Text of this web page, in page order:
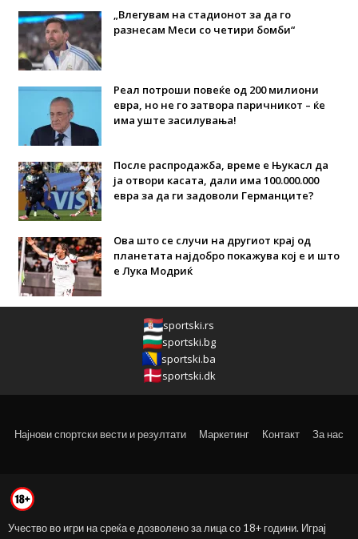
„Влегувам на стадионот за да го
разнесам Меси со четири бомби“
Реал потроши повеќе од 200 милиони
евра, но не го затвора паричникот – ќе
има уште засилувања!
После распродажба, време е Њукасл да
ја отвори касата, дали има 100.000.000
евра за да ги задоволи Германците?
Ова што се случи на другиот крај од
планетата најдобро покажува кој е и што
е Лука Модриќ
sportski.rs
sportski.bg
sportski.ba
sportski.dk
Најнови спортски вести и резултати Маркетинг Контакт За нас
Учество во игри на среќа е дозволено за лица со 18+ години. Играј